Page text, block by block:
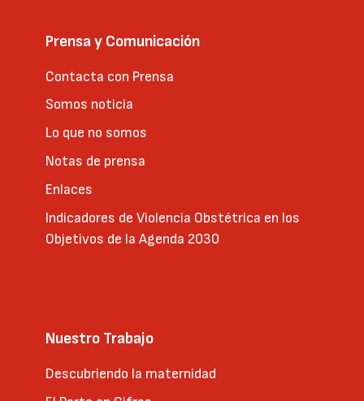
Prensa y Comunicación
Contacta con Prensa
Somos noticia
Lo que no somos
Notas de prensa
Enlaces
Indicadores de Violencia Obstétrica en los
Objetivos de la Agenda 2030
Nuestro Trabajo
Descubriendo la maternidad